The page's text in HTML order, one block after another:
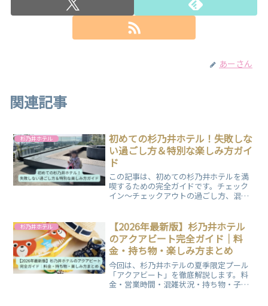
あーさん
関連記事
杉乃井ホテル
初めての杉乃井ホテル！失敗しな
い過ごし方＆特別な楽しみ方ガイ
ド
この記事は、初めての杉乃井ホテルを満
喫するための完全ガイドです。チェック
イン〜チェックアウトの過ごし方、混雑
説！ぜひご覧ください。
杉乃井ホテル
【2026年最新版】杉乃井ホテル
のアクアビート完全ガイド｜料
金・持ち物・楽しみ方まとめ
今回は、杉乃井ホテルの夏季限定プール
「アクアビート」を徹底解説します。料
金・営業時間・混雑状況・持ち物・子連